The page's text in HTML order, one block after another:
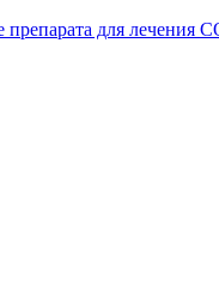
для лечения